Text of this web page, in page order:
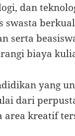
dan
swasta
serta
biaya
yang
dari
area kreatif